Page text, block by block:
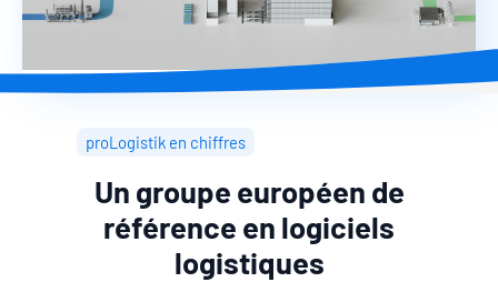
proLogistik en chiffres
Un groupe européen de
référence en logiciels
logistiques